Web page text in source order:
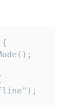
{